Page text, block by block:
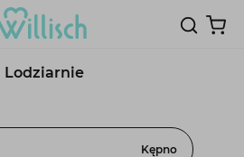
Lodziarnie
Kępno